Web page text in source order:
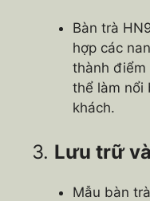
Bàn trà
hợp các
thành điểm
thể làm nổi
khách.
3. Lưu trữ
Mẫu bàn